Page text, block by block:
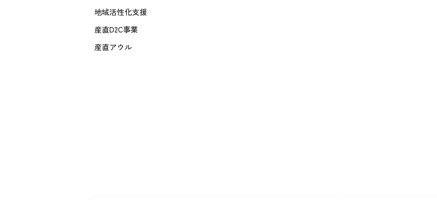
地域活性化支援
産直D2C事業
産直アウル